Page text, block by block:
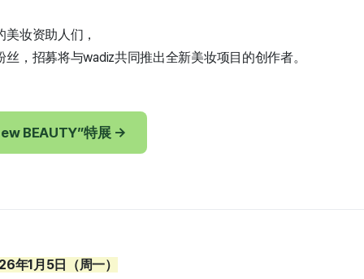
妆资助人们，
，招募将与wadiz共同推出全新美妆项目的创作者。
BEAUTY”特展 →
年1月5日（周一）